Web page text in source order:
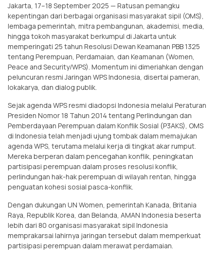
Jakarta, 17–18 September 2025 — Ratusan pemangku
kepentingan dari berbagai organisasi masyarakat sipil (OMS),
lembaga pemerintah, mitra pembangunan, akademisi, media,
hingga tokoh masyarakat berkumpul di Jakarta untuk
memperingati 25 tahun Resolusi Dewan Keamanan PBB 1325
tentang Perempuan, Perdamaian, dan Keamanan (Women,
Peace and Security/WPS). Momentum ini dimeriahkan dengan
peluncuran resmi Jaringan WPS Indonesia, disertai pameran,
lokakarya, dan dialog publik.
Sejak agenda WPS resmi diadopsi Indonesia melalui Peraturan
Presiden Nomor 18 Tahun 2014 tentang Perlindungan dan
Pemberdayaan Perempuan dalam Konflik Sosial (P3AKS), OMS
di Indonesia telah menjadi ujung tombak dalam memajukan
agenda WPS, terutama melalui kerja di tingkat akar rumput.
Mereka berperan dalam pencegahan konflik, peningkatan
partisipasi perempuan dalam proses resolusi konflik,
perlindungan hak-hak perempuan di wilayah rentan, hingga
penguatan kohesi sosial pasca-konflik.
Dengan dukungan UN Women, pemerintah Kanada, Britania
Raya, Republik Korea, dan Belanda, AMAN Indonesia beserta
lebih dari 80 organisasi masyarakat sipil Indonesia
memprakarsai lahirnya jaringan tersebut dalam memperkuat
partisipasi perempuan dalam merawat perdamaian.